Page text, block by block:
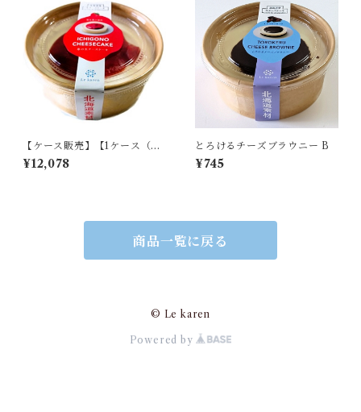
【ケース販売】【1ケース（計1
8個入り）】苺の生チーズケー
キ B
¥12,078
とろけるチーズブラウニー B
¥745
商品一覧に戻る
© Le karen
Powered by